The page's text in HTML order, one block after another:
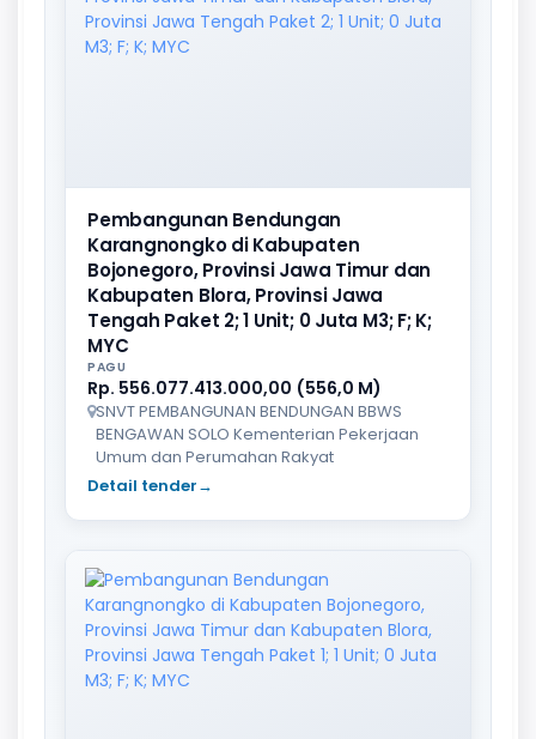
Pembangunan Bendungan
Karangnongko di Kabupaten
Bojonegoro, Provinsi Jawa Timur dan
Kabupaten Blora, Provinsi Jawa
Tengah Paket 2; 1 Unit; 0 Juta M3; F; K;
MYC
PAGU
Rp. 556.077.413.000,00 (556,0 M)
SNVT PEMBANGUNAN BENDUNGAN BBWS
BENGAWAN SOLO Kementerian Pekerjaan
Umum dan Perumahan Rakyat
Detail tender→